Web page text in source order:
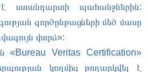
ստանդարտի պահանջներին:
գործընթացների մեծ մասը
փորձ»:
«Bureau Veritas Certification»
կողմից թողարկվել է